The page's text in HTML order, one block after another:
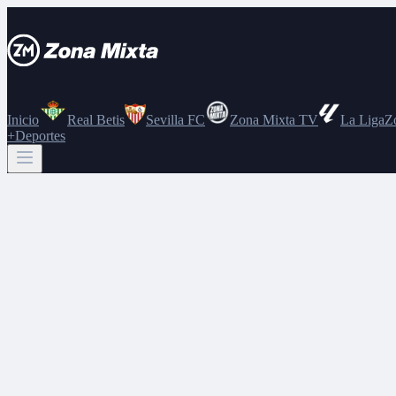
Inicio Real Betis Sevilla FC Zona Mixta TV La Liga
+Deportes